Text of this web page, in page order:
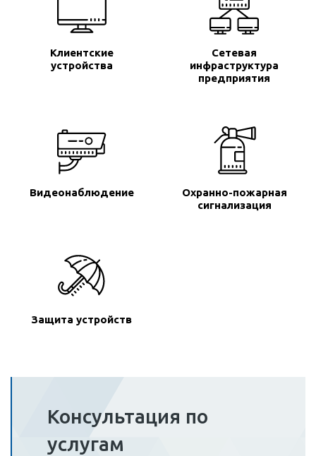
Клиентские
устройства
Сетевая
инфраструктура
предприятия
Видеонаблюдение
Охранно-пожарная
сигнализация
Защита устройств
Консультация по
услугам